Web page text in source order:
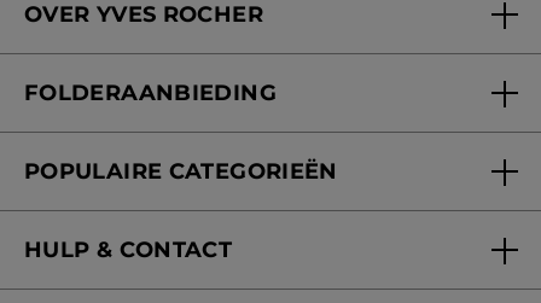
Verzorging in onze Schoonheidsinstituten
OVER YVES ROCHER
Onze beloften
Blog Act Beautiful
FOLDERAANBIEDING
POPULAIRE CATEGORIEËN
Aanbiedingen
HULP & CONTACT